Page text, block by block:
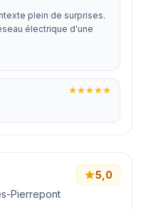
plein de surprises.
électrique d'une
Pierrepont
5,0